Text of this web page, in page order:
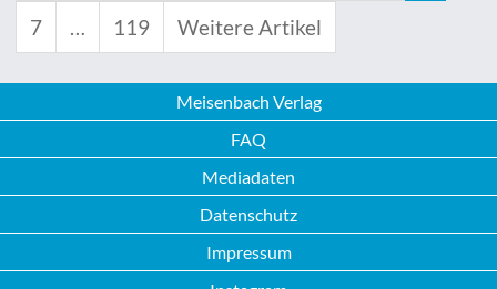
7 … 119 Weitere Artikel
Meisenbach Verlag
FAQ
Mediadaten
Datenschutz
Impressum